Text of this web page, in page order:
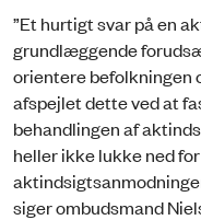
”Et hurtigt svar på en
grundlæggende
orientere befolkningen
afspejlet dette ved at
behandlingen af
heller ikke lukke ned
siger ombudsmand